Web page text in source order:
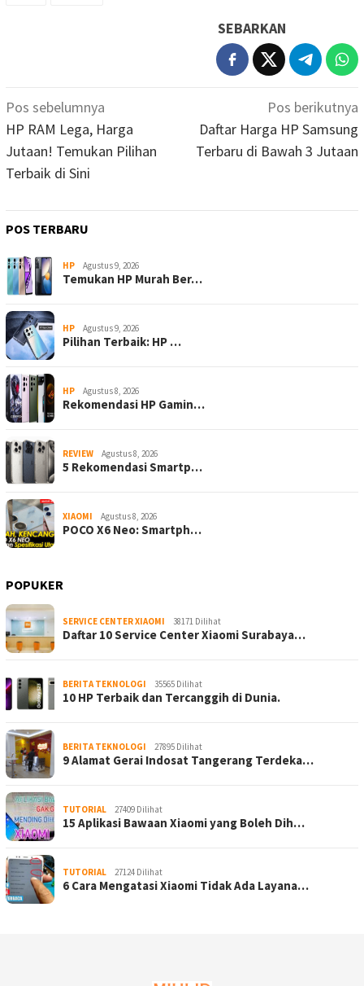
SEBARKAN
Navigasi
pos
Pos sebelumnya
HP RAM Lega, Harga
Jutaan! Temukan Pilihan
Terbaik di Sini
Pos berikutnya
Daftar Harga HP Samsung
Terbaru di Bawah 3 Jutaan
POS TERBARU
HP Agustus 9, 2026
Temukan HP Murah Ber…
HP Agustus 9, 2026
Pilihan Terbaik: HP …
HP Agustus 8, 2026
Rekomendasi HP Gamin…
REVIEW Agustus 8, 2026
5 Rekomendasi Smartp…
XIAOMI Agustus 8, 2026
POCO X6 Neo: Smartph…
POPUKER
SERVICE CENTER XIAOMI 38171 Dilihat
Daftar 10 Service Center Xiaomi Surabaya…
BERITA TEKNOLOGI 35565 Dilihat
10 HP Terbaik dan Tercanggih di Dunia.
BERITA TEKNOLOGI 27895 Dilihat
9 Alamat Gerai Indosat Tangerang Terdeka…
TUTORIAL 27409 Dilihat
15 Aplikasi Bawaan Xiaomi yang Boleh Dih…
TUTORIAL 27124 Dilihat
6 Cara Mengatasi Xiaomi Tidak Ada Layana…